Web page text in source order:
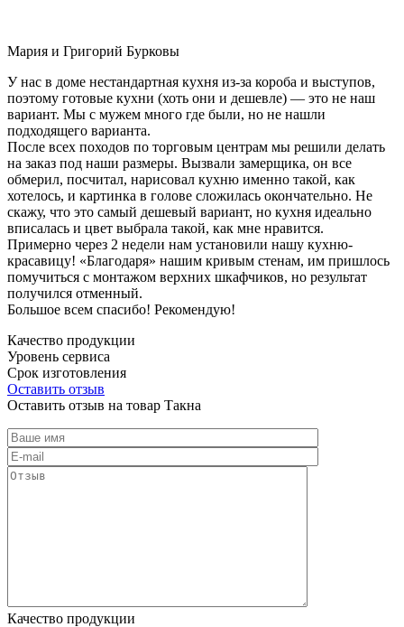
Мария и Григорий Бурковы
У нас в доме нестандартная кухня из-за короба и выступов,
поэтому готовые кухни (хоть они и дешевле) — это не наш
вариант. Мы с мужем много где были, но не нашли
подходящего варианта.
После всех походов по торговым центрам мы решили делать
на заказ под наши размеры. Вызвали замерщика, он все
обмерил, посчитал, нарисовал кухню именно такой, как
хотелось, и картинка в голове сложилась окончательно. Не
скажу, что это самый дешевый вариант, но кухня идеально
вписалась и цвет выбрала такой, как мне нравится.
Примерно через 2 недели нам установили нашу кухню-
красавицу! «Благодаря» нашим кривым стенам, им пришлось
помучиться с монтажом верхних шкафчиков, но результат
получился отменный.
Большое всем спасибо! Рекомендую!
Качество продукции
Уровень сервиса
Срок изготовления
Оставить отзыв
Оставить отзыв на товар Такна
Качество продукции